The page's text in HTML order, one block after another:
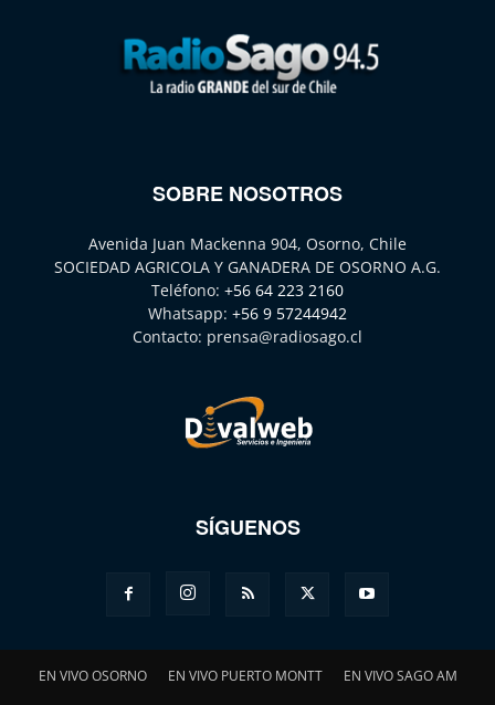
SOBRE NOSOTROS
Avenida Juan Mackenna 904, Osorno, Chile
SOCIEDAD AGRICOLA Y GANADERA DE OSORNO A.G.
Teléfono: +56 64 223 2160
Whatsapp: +56 9 57244942
Contacto: prensa@radiosago.cl
SÍGUENOS
EN VIVO OSORNO EN VIVO PUERTO MONTT EN VIVO SAGO AM